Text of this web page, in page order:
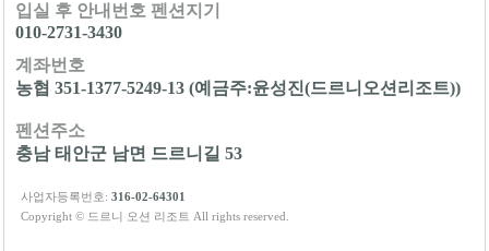
입실 후 안내번호 펜션지기
010-2731-3430
계좌번호
농협 351-1377-5249-13 (예금주:윤성진(드르니오션리조트))
펜션주소
충남 태안군 남면 드르니길 53
사업자등록번호: 316-02-64301
Copyright © 드르니 오션 리조트 All rights reserved.